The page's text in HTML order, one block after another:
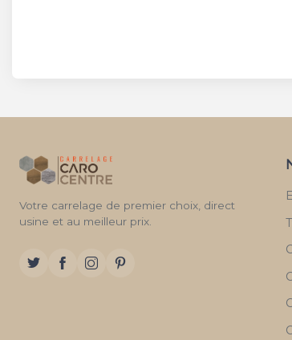
Votre carrelage de premier choix, direct
usine et au meilleur prix.